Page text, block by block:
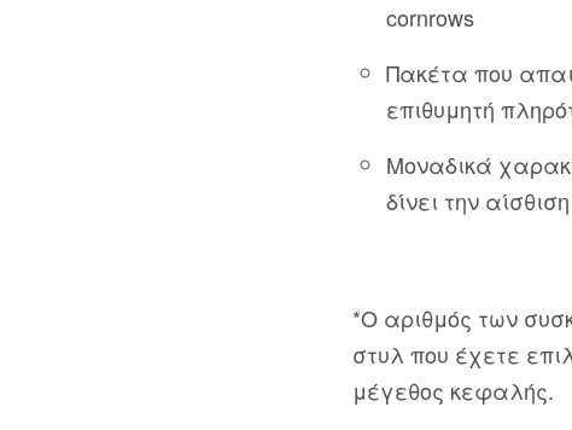
cornrows
Πακέτα που
επιθυμητή
Μοναδικά
δίνει την
*Ο αριθμός των
στυλ που έχετε
μέγεθος κεφαλής.